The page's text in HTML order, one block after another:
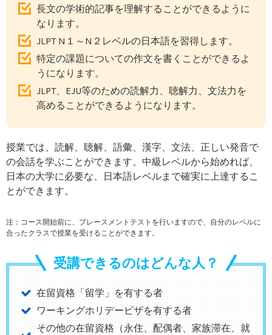
長文の学術的記事を理解することができるように
なります。
JLPT N１～N２レベルの日本語を習得します。
特定の課題についての作文を書くことができるよ
うになります。
JLPT、EJU等のための読解力、聴解力、文法力を
高めることができるようになります。
授業では、読解、聴解、語彙、漢字、文法、正しい発音で
の会話を学ぶことができます。中級レベルから始めれば、
日本の大学に必要な、日本語レベルまで確実に上達するこ
とができます。
注：コース開始前に、プレースメントテストを行いますので、自分のレベルに
合ったクラスで授業を受けることができます。
受講できるのはどんな人？
在留資格「留学」を有する者
ワーキングホリデービザを有する者
その他の在留資格（永住、配偶者、家族滞在、就